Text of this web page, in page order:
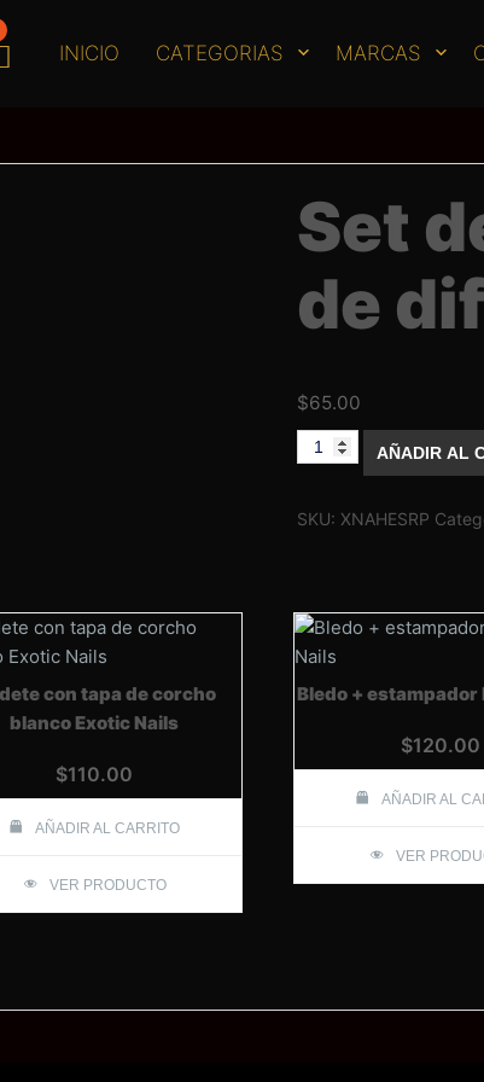
INICIO CATEGORIAS MARCAS
Set
de
$65.00
Set
de
Repuestos
difuminador
AÑADIR AL
SKU: XNAHESRP
con tapa de corcho
blanco Exotic Nails
$110.00
AÑADIR AL CARRITO
VER PRODUCTO
Bledo + estampador
$120.00
AÑADIR AL
VER